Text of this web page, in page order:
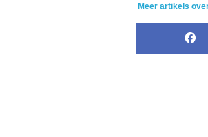
Meer artikels